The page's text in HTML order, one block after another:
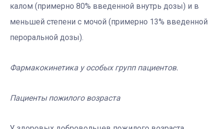
калом (примерно 80% введенной внутрь дозы) и в
меньшей степени с мочой (примерно 13% введенной
пероральной дозы).
Фармакокинетика у особых групп пациентов.
Пациенты пожилого возраста